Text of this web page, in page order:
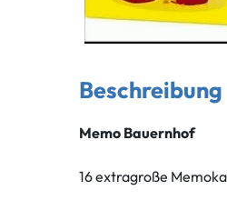
Beschreibung
Memo Bauernhof
16 extragroße